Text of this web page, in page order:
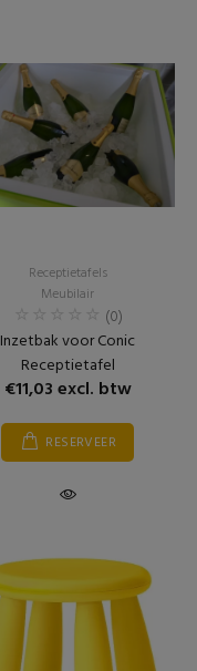
Receptietafels
Meubilair
(0)
Inzetbak voor Conic
Receptietafel
€11,03 excl. btw
RESERVEER